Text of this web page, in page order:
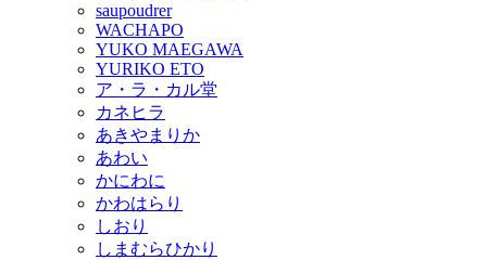
saupoudrer
WACHAPO
YUKO MAEGAWA
YURIKO ETO
ア・ラ・カル堂
カネヒラ
あきやまりか
あわい
かにわに
かわはらり
しおり
しまむらひかり